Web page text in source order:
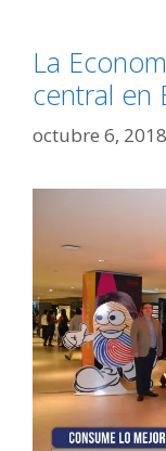
La
central en
octubre 6, 2018